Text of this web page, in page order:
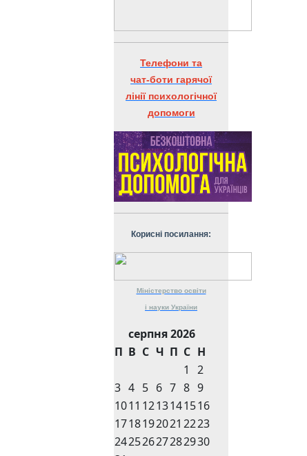
Телефони та
чат-боти гарячої
лінії психологічної
допомоги
Корисні посилання:
Міністерство освіти
і науки України
серпня 2026
П В С Ч П С Н
1
2
3 4 5 6 7 8 9
1011 1213141516
1718192021 2223
24252627282930